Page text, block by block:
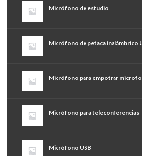
Micrófono de estudio
Micrófono de petaca inalámbrico
Micrófono para empotrar
Micrófono para teleconferencias
Micrófono USB